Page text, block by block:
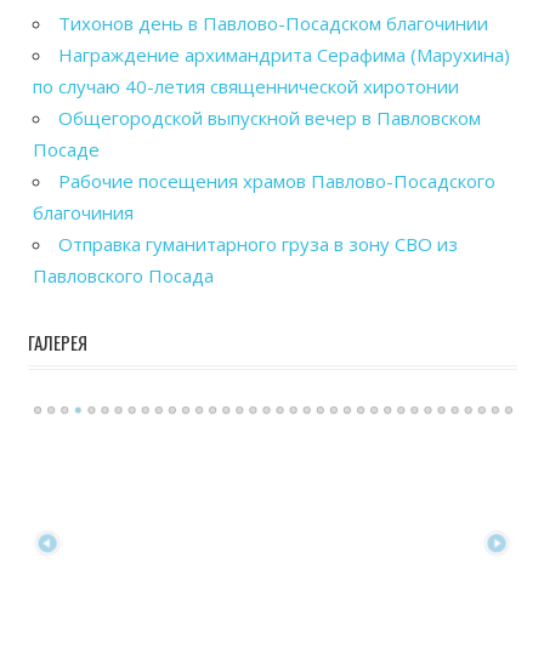
Тихонов день в Павлово-Посадском благочинии
Награждение архимандрита Серафима (Марухина)
по случаю 40-летия священнической хиротонии
Общегородской выпускной вечер в Павловском
Посаде
Рабочие посещения храмов Павлово-Посадского
благочиния
Отправка гуманитарного груза в зону СВО из
Павловского Посада
ГАЛЕРЕЯ